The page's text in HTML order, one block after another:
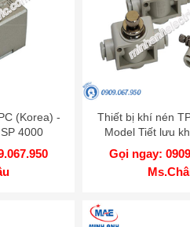
(Korea) -
4000
Thiết bị khí nén
Model Tiết lưu
Gọi ngay: